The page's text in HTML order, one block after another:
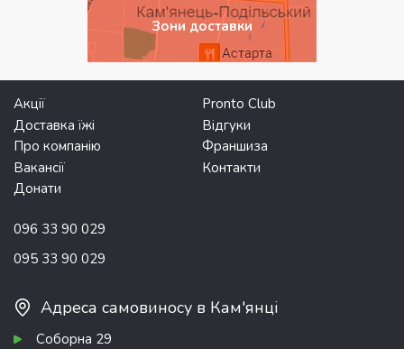
Зони доставки
Акції
Pronto Club
Доставка їжі
Відгуки
Про компанію
Франшиза
Вакансії
Контакти
Донати
096 33 90 029
095 33 90 029
Адреса самовиносу в Кам'янці
Соборна 29